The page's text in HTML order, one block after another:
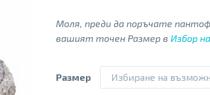
Моля, преди да поръчате
вашият точен Размер в Избор
Размер Избиране на